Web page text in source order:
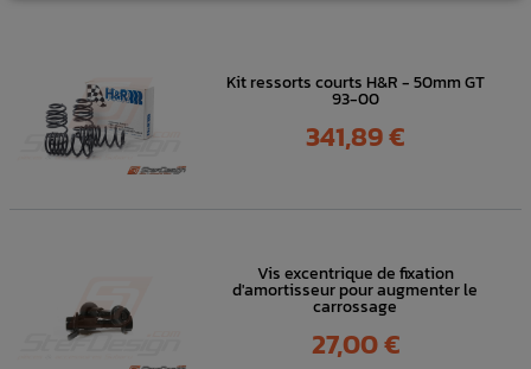
Kit ressorts courts H&R - 50mm GT
93-00
Prix
341,89 €
Vis excentrique de fixation
d'amortisseur pour augmenter le
carrossage
Prix
27,00 €